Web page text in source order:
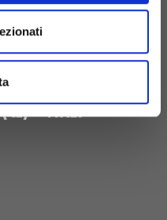
81052
– ITALY